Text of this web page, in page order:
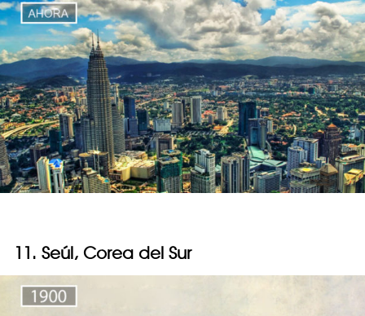
11. Seúl, Corea del Sur